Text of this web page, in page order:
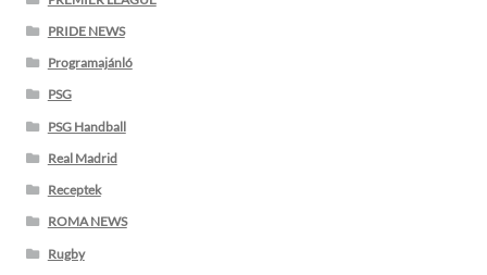
PRIDE NEWS
Programajánló
PSG
PSG Handball
Real Madrid
Receptek
ROMA NEWS
Rugby